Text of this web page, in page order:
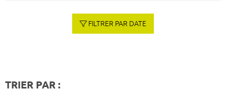
FILTRER PAR DATE
TRIER PAR :